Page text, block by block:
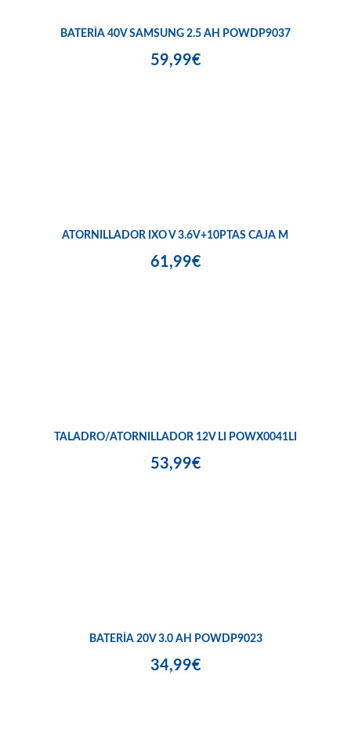
BATERÍA 40V SAMSUNG 2.5 AH POWDP9037
59,99€
ATORNILLADOR IXO V 3.6V+10PTAS CAJA M
61,99€
TALADRO/ATORNILLADOR 12V LI POWX0041LI
53,99€
BATERÍA 20V 3.0 AH POWDP9023
34,99€